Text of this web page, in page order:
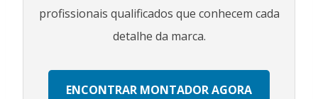
profissionais qualificados que conhecem cada
detalhe da marca.
ENCONTRAR MONTADOR AGORA